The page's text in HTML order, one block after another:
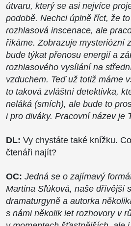
útvaru, který se asi nejvíce
podobě. Nechci úplně říct, že
rozhlasová inscenace, ale
říkáme. Zobrazuje mysteriózní
bude týkat přenosu energií a
rozhlasového vysílání na
vzduchem. Teď už totiž máme
to taková zvláštní detektivka,
neláká (smích), ale bude to
i pro diváky. Pracovní název je
DL: Vy chystáte také knížku.
čtenáři najít?
OC: Jedná se o zajímavý
Martina Sľúková, naše dřívější
dramaturgyně a autorka
s námi několik let rozhovory v